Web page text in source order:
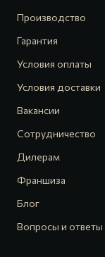
Производство
Гарантия
Условия оплаты
Условия доставки
Вакансии
Сотрудничество
Дилерам
Франшиза
Блог
Вопросы и ответы